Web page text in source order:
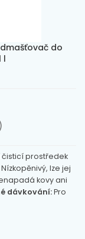
do
l
prostředek
lze jej
kovy ani
dávkování:Pro
do sucha. pH: 10